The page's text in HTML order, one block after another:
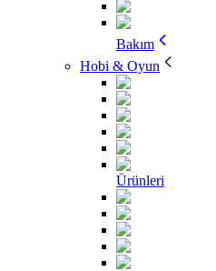
Bakım
Hobi & Oyun
Ürünleri